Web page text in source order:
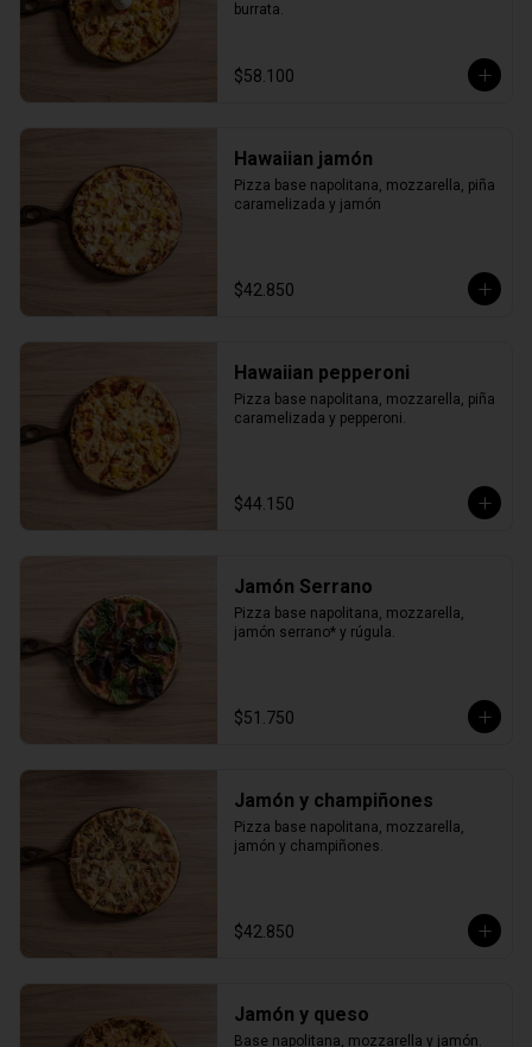
burrata.
$58.100
Hawaiian jamón
Pizza base napolitana, mozzarella, piña
caramelizada y jamón
$42.850
Hawaiian pepperoni
Pizza base napolitana, mozzarella, piña
caramelizada y pepperoni.
$44.150
Jamón Serrano
Pizza base napolitana, mozzarella,
jamón serrano* y rúgula.
$51.750
Jamón y champiñones
Pizza base napolitana, mozzarella,
jamón y champiñones.
$42.850
Jamón y queso
Base napolitana, mozzarella y jamón.